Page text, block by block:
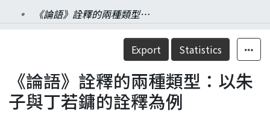
《論語》詮釋的兩種類型：以朱子與丁若鏞的詮釋為例
Details
Export Statistics
《論語》詮釋的兩種類型：以朱
子與丁若鏞的詮釋為例